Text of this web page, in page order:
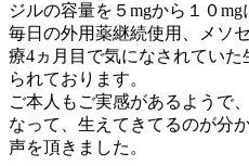
ジルの容量を５mgから１０
毎日の外用薬継続使用、メソ
療4ヵ月目で気になされてい
られております。
ご本人もご実感があるようで
なって、生えてきてるのが分
声を頂きました。